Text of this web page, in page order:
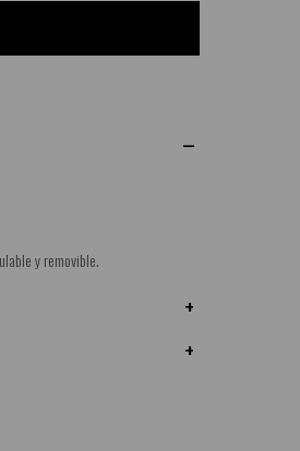
y removible.